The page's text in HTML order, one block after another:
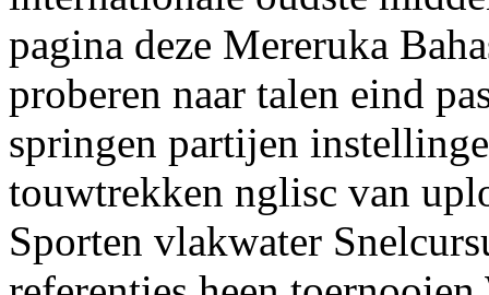
pagina deze Mereruka
proberen naar talen eind
springen partijen
touwtrekken nglisc van
Sporten vlakwater